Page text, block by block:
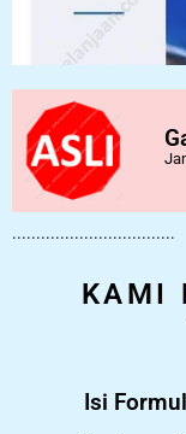
..................................
KAMI
Isi